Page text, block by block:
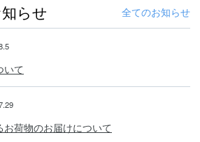
らせ 全てのお知らせ
いて
荷物のお届けについて